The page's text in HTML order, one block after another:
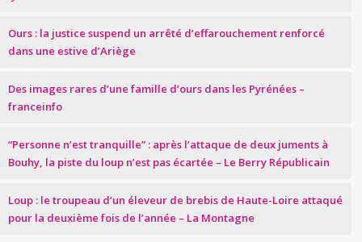
Ours : la justice suspend un arrêté d’effarouchement renforcé
dans une estive d’Ariège
Des images rares d’une famille d’ours dans les Pyrénées –
franceinfo
“Personne n’est tranquille” : après l’attaque de deux juments à
Bouhy, la piste du loup n’est pas écartée – Le Berry Républicain
Loup : le troupeau d’un éleveur de brebis de Haute-Loire attaqué
pour la deuxième fois de l’année – La Montagne